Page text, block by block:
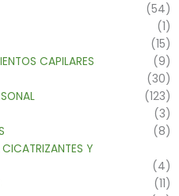
(54)
(1)
(15)
CAPILARES
(9)
(30)
(123)
(3)
(8)
Y
(4)
(11)